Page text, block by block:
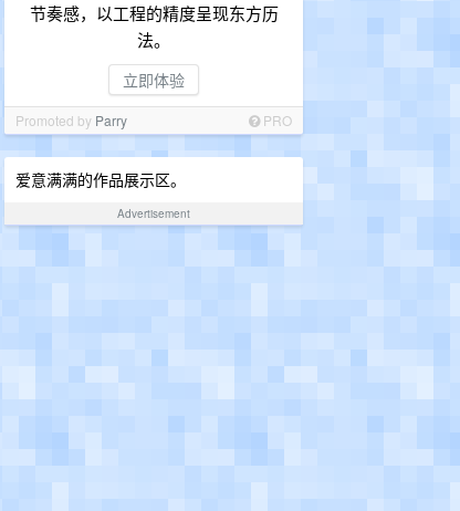
节奏感，以工程的精度呈现东方历
法。
立即体验
Promoted by Parry PRO
爱意满满的作品展示区。
Advertisement